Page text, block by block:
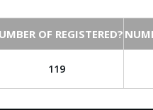
OF REGISTERED?
119